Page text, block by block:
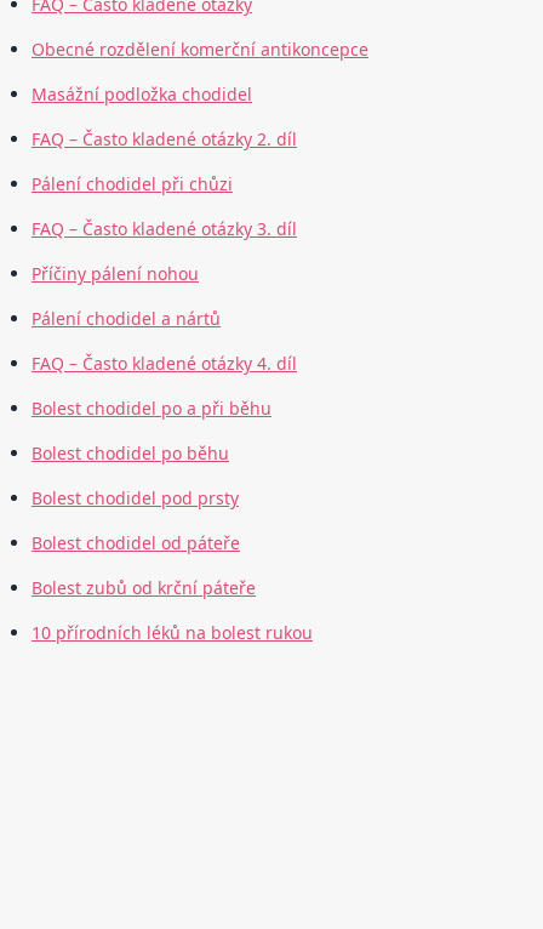
FAQ – Často kladené otázky
Obecné rozdělení komerční antikoncepce
Masážní podložka chodidel
FAQ – Často kladené otázky 2. díl
Pálení chodidel při chůzi
FAQ – Často kladené otázky 3. díl
Příčiny pálení nohou
Pálení chodidel a nártů
FAQ – Často kladené otázky 4. díl
Bolest chodidel po a při běhu
Bolest chodidel po běhu
Bolest chodidel pod prsty
Bolest chodidel od páteře
Bolest zubů od krční páteře
10 přírodních léků na bolest rukou